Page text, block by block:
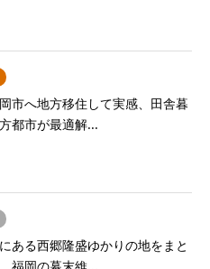
市へ地方移住して実感、田舎暮
都市が最適解...
ある西郷隆盛ゆかりの地をまと